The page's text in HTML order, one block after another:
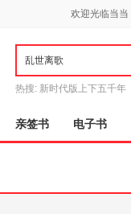
欢迎光临当当
热搜: 新时代版上下五千年
亲签书 电子书